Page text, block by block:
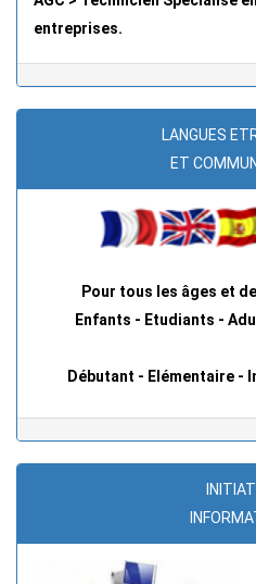
entreprises.
LANGUES
ET
Pour tous les âges et
Enfants - Etudiants -
Débutant - Elémentaire -